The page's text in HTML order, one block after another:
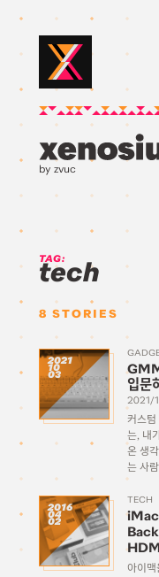
by zvuc
TAG:
tech
8 STORIES
2021
10
03
입문
2021/
커스텀
는, 내
온 생
는 사
에 대
키보드
2016
04
02
TECH
아이맥